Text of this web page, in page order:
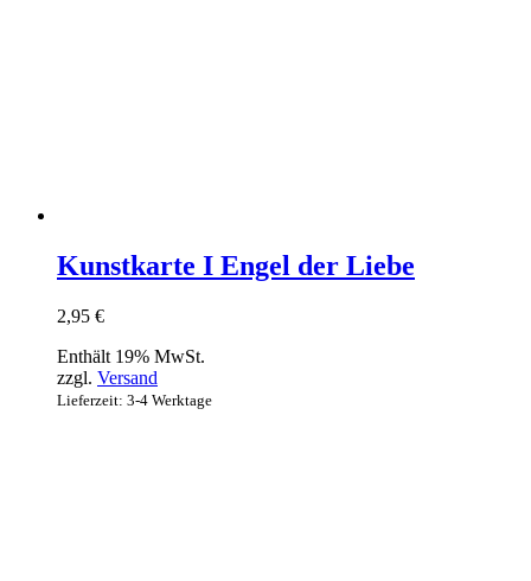
Kunstkarte I Engel der Liebe
2,95 €
Enthält 19% MwSt.
zzgl. Versand
Lieferzeit: 3-4 Werktage